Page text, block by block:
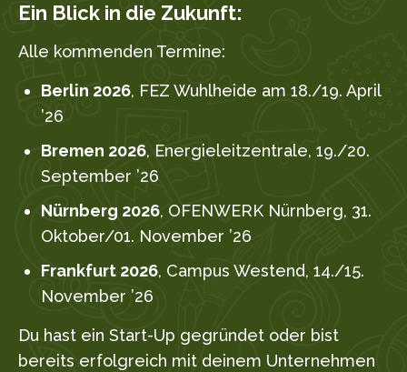
Ein Blick in die Zukunft:
Alle kommenden Termine:
Berlin 2026, FEZ Wuhlheide am 18./19. April
’26
Bremen 2026, Energieleitzentrale, 19./20.
September ’26
Nürnberg 2026, OFENWERK Nürnberg, 31.
Oktober/01. November ’26
Frankfurt 2026, Campus Westend, 14./15.
November ’26
Du hast ein Start-Up gegründet oder bist
bereits erfolgreich mit deinem Unternehmen